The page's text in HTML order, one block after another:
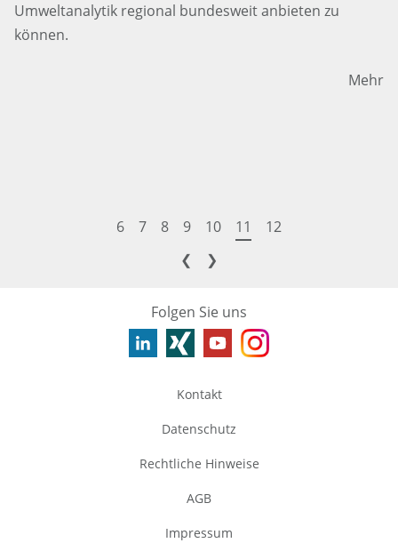
Umweltanalytik regional bundesweit anbieten zu
können.
Mehr
6 7 8 9 10 11
12
❮
❯
Folgen Sie uns
Kontakt
Datenschutz
Rechtliche Hinweise
AGB
Impressum